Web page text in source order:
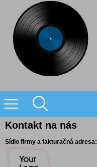
Kontakt na nás
Sídlo firmy a fakturačná adresa: